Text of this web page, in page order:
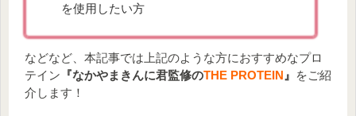
を使用したい方
などなど、本記事では上記のような方におすすめなプロ
テイン 『なかやまきんに君監修のTHE PROTEIN 』 をご紹
介します！